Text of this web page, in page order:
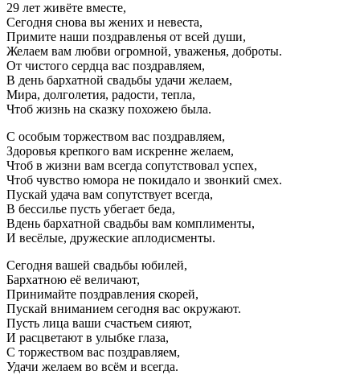
29 лет живёте вместе,
Сегодня снова вы жених и невеста,
Примите наши поздравленья от всей души,
Желаем вам любви огромной, уваженья, доброты.
От чистого сердца вас поздравляем,
В день бархатной свадьбы удачи желаем,
Мира, долголетия, радости, тепла,
Чтоб жизнь на сказку похожею была.
С особым торжеством вас поздравляем,
Здоровья крепкого вам искренне желаем,
Чтоб в жизни вам всегда сопутствовал успех,
Чтоб чувство юмора не покидало и звонкий смех.
Пускай удача вам сопутствует всегда,
В бессилье пусть убегает беда,
Вдень бархатной свадьбы вам комплименты,
И весёлые, дружеские аплодисменты.
Сегодня вашей свадьбы юбилей,
Бархатною её величают,
Принимайте поздравления скорей,
Пускай вниманием сегодня вас окружают.
Пусть лица ваши счастьем сияют,
И расцветают в улыбке глаза,
С торжеством вас поздравляем,
Удачи желаем во всём и всегда.